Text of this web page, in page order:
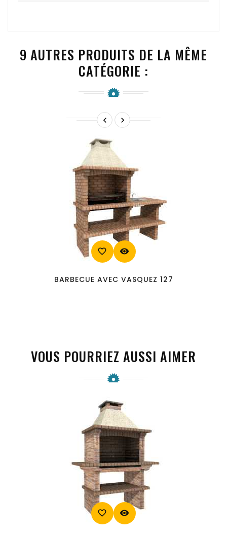
9 AUTRES PRODUITS DE LA MÊME
CATÉGORIE :
 
favorite_border visibility
BARBECUE AVEC VASQUEZ 127
VOUS POURRIEZ AUSSI AIMER
favorite_border visibility